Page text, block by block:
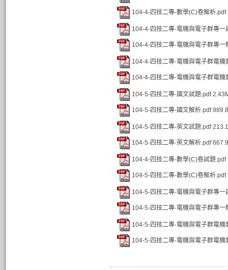
104-4-四技二專-數學(C)卷解析.pdf
104-4-四技二專-電機與電子群專一
104-4-四技二專-電機與電子群專一
104-4-四技二專-電機與電子群電機
104-4-四技二專-電機與電子群電機
104-5-四技二專-國文試題.pdf
104-5-四技二專-國文解析.pdf
104-5-四技二專-英文試題.pdf
104-5-四技二專-英文解析.pdf
104-4-四技二專-數學(C)卷試題.pdf
104-5-四技二專-數學(C)卷解析.pdf
104-5-四技二專-電機與電子群專一
104-5-四技二專-電機與電子群專一
104-5-四技二專-電機與電子群電機
104-5-四技二專-電機與電子群電機